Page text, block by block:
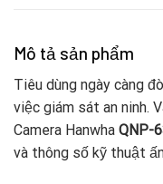
Mô tả sản phẩm
Tiêu dùng ngày càng
việc giám sát an ninh.
Camera Hanwha QNP-
và thông số kỹ thuật